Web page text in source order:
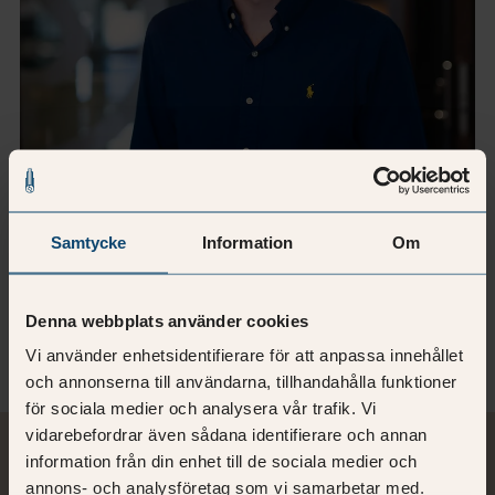
Samtycke Information Om
Denna webbplats använder cookies
Vi använder enhetsidentifierare för att anpassa innehållet
och annonserna till användarna, tillhandahålla funktioner
för sociala medier och analysera vår trafik. Vi
vidarebefordrar även sådana identifierare och annan
information från din enhet till de sociala medier och
annons- och analysföretag som vi samarbetar med.
Mer om Albin